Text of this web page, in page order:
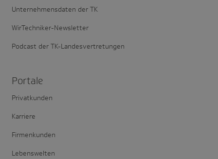
Unternehmensdaten der TK
WirTechniker-Newsletter
Podcast der TK-Landesvertretungen
Portale
Privatkunden
Karriere
Firmenkunden
Lebenswelten